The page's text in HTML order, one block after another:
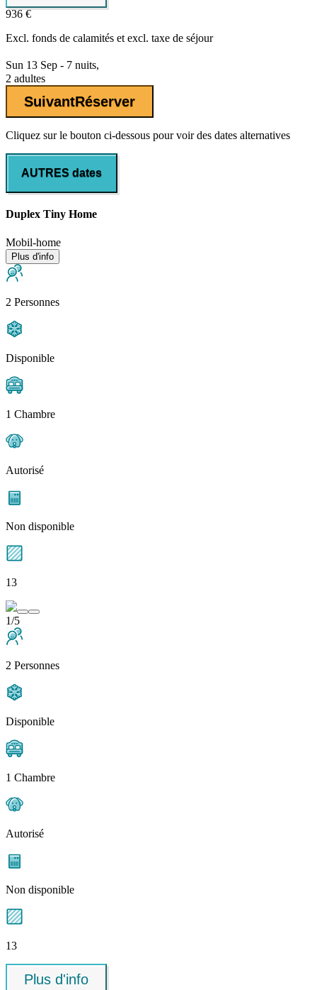
936 €
Excl. fonds de calamités et excl. taxe de séjour
Sun 13 Sep - 7 nuits,
2 adultes
SuivantRéserver
Cliquez sur le bouton ci-dessous pour voir des dates alternatives
AUTRES dates
Duplex Tiny Home
Mobil-home
Plus d'info
2 Personnes
Disponible
1 Chambre
Autorisé
Non disponible
13
1/5
2 Personnes
Disponible
1 Chambre
Autorisé
Non disponible
13
Plus d'info